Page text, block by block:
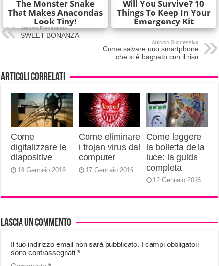
Articolo Precedente
SWEET BONANZA
Articolo Successivo
Come salvare uno smartphone
che si è bagnato con il riso
Articoli correlati
Come
digitalizzare le
diapositive
18 Gennaio 2016
Come eliminare
i trojan virus dal
computer
17 Gennaio 2016
Come leggere
la bolletta della
luce: la guida
completa
12 Gennaio 2016
Lascia un commento
Il tuo indirizzo email non sarà pubblicato. I campi obbligatori
sono contrassegnati*